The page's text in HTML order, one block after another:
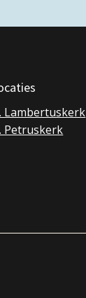
Lambertuskerk
Petruskerk